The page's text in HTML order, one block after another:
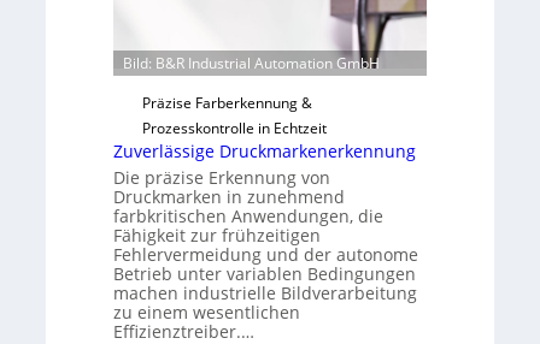
n
a
u
Bild: B&R Industrial Automation GmbH
Präzise Farberkennung &
Prozesskontrolle in Echtzeit
Zuverlässige Druckmarkenerkennung
Die präzise Erkennung von
Druckmarken in zunehmend
farbkritischen Anwendungen, die
Fähigkeit zur frühzeitigen
Fehlervermeidung und der autonome
Betrieb unter variablen Bedingungen
machen industrielle Bildverarbeitung
zu einem wesentlichen
Effizienztreiber.…